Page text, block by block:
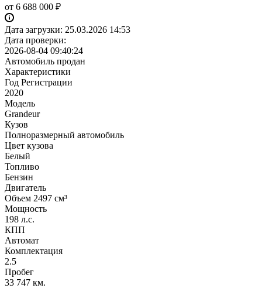
от 6 688 000 ₽
Дата загрузки: 25.03.2026 14:53
Дата проверки:
2026-08-04 09:40:24
Автомобиль продан
Характеристики
Год Регистрации
2020
Модель
Grandeur
Кузов
Полноразмерный автомобиль
Цвет кузова
Белый
Топливо
Бензин
Двигатель
Объем 2497 см³
Мощность
198 л.с.
КПП
Автомат
Комплектация
2.5
Пробег
33 747 км.